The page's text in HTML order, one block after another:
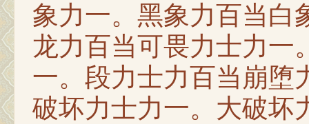
象力一。黑象力百当白
龙力百当可畏力士力一
一。段力士力百当崩堕
破坏力士力一。大破坏